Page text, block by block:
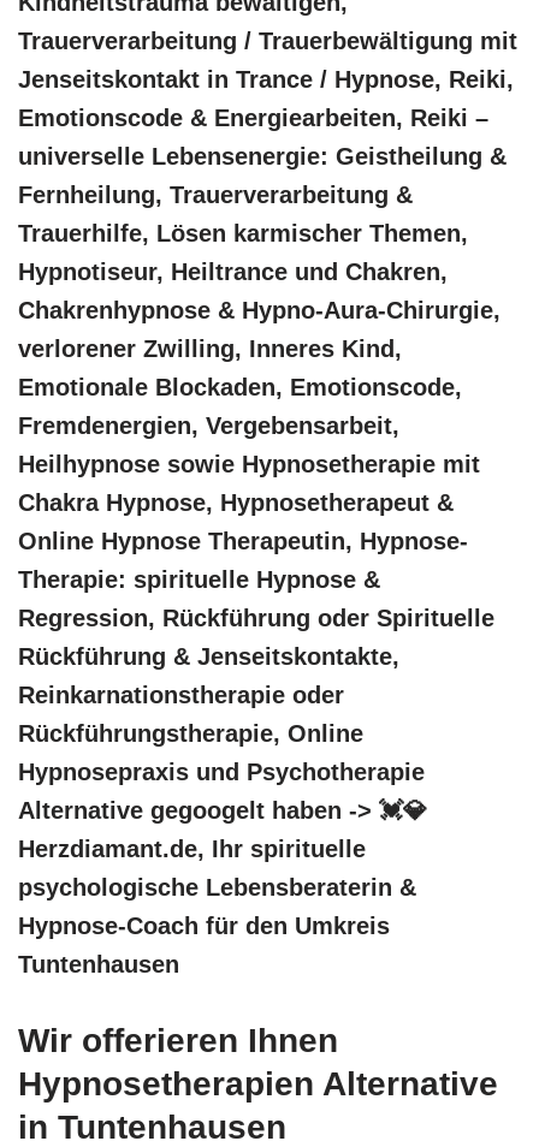
Trauerverarbeitung / Trauerbewältigung mit
Jenseitskontakt in Trance / Hypnose, Reiki,
Emotionscode & Energiearbeiten, Reiki –
universelle Lebensenergie: Geistheilung &
Fernheilung, Trauerverarbeitung &
Trauerhilfe, Lösen karmischer Themen,
Hypnotiseur, Heiltrance und Chakren,
Chakrenhypnose & Hypno-Aura-Chirurgie,
verlorener Zwilling, Inneres Kind,
Emotionale Blockaden, Emotionscode,
Fremdenergien, Vergebensarbeit,
Heilhypnose sowie Hypnosetherapie mit
Chakra Hypnose, Hypnosetherapeut &
Online Hypnose Therapeutin, Hypnose-
Therapie: spirituelle Hypnose &
Regression, Rückführung oder Spirituelle
Rückführung & Jenseitskontakte,
Reinkarnationstherapie oder
Rückführungstherapie, Online
Hypnosepraxis und Psychotherapie
Alternative gegoogelt haben -> 💓️💎
Herzdiamant.de, Ihr spirituelle
psychologische Lebensberaterin &
Hypnose-Coach für den Umkreis
Tuntenhausen
Wir offerieren Ihnen
Hypnosetherapien Alternative
in Tuntenhausen